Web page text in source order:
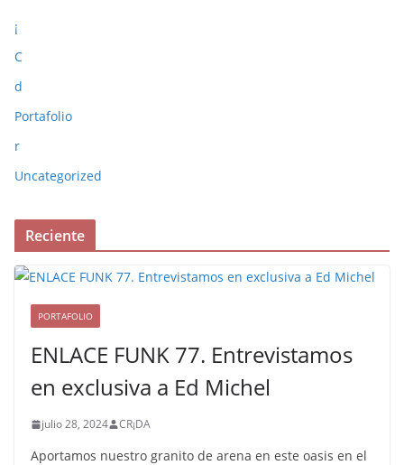
¡
C
d
Portafolio
r
Uncategorized
Reciente
PORTAFOLIO
ENLACE FUNK 77. Entrevistamos
en exclusiva a Ed Michel
julio 28, 2024 CR¡DA
Aportamos nuestro granito de arena en este oasis en el